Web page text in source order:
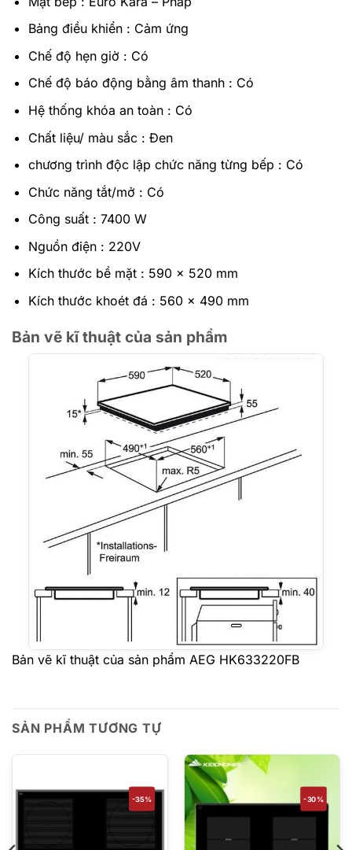
Bảng điều khiển : Cảm ứng
Chế độ hẹn giờ : Có
Chế độ báo động bằng âm thanh : Có
Hệ thống khóa an toàn : Có
Chất liệu/ màu sắc : Đen
chương trình độc lập chức năng từng bếp : Có
Chức năng tắt/mở : Có
Công suất : 7400 W
Nguồn điện : 220V
Kích thước bề mặt : 590 x 520 mm
Kích thước khoét đá : 560 x 490 mm
Bản vẽ kĩ thuật của sản phẩm
Bản vẽ kĩ thuật của sản phẩm AEG HK633220FB
SẢN PHẨM TƯƠNG TỰ
-35% -30%